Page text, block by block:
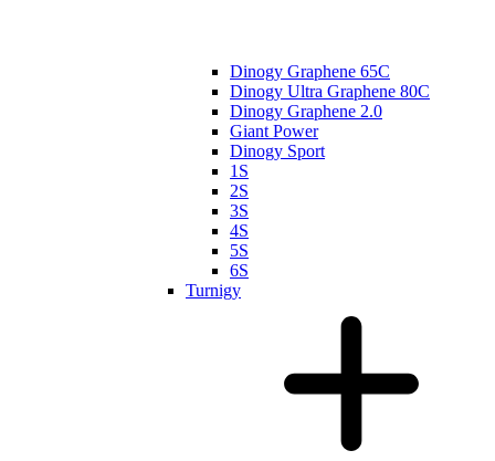
Dinogy Graphene 65C
Dinogy Ultra Graphene 80C
Dinogy Graphene 2.0
Giant Power
Dinogy Sport
1S
2S
3S
4S
5S
6S
Turnigy